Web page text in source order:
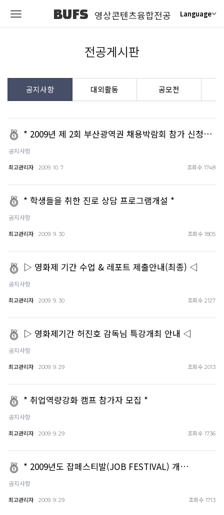
BUFS 영상콘텐츠융합전공 Language
전공게시판
공지사항 대외활동 공모전
* 2009년 제 2회 부산광역권 채용박람회 참가 신청…
공지사항
최고관리자 2009. 10. 7 조회수 1748
* 학생들을 취한 진로 상담 프로그램개설 *
공지사항
최고관리자 2009. 9. 30 조회수 1805
▷ 영화제 기간 수업 & 레포트 제출안내(최종) ◁
공지사항
최고관리자 2009. 9. 30 조회수 2127
▷ 영화제기간 허진호 감독님 특강개최 안내 ◁
공지사항
최고관리자 2009. 9. 29 조회수 2013
* 취업역량강화 캠프 참가자 모집 *
공지사항
최고관리자 2009. 9. 29 조회수 1736
* 2009년도 잡페스티발(JOB FESTIVAL) 개…
공지사항
최고관리자 2009. 9. 29 조회수 1713